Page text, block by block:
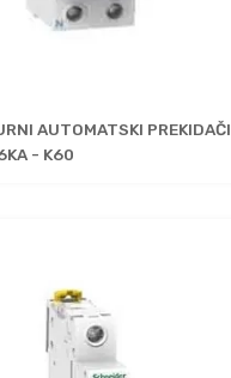
AUTOMATSKI PREKIDAČI
- K60